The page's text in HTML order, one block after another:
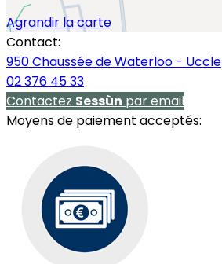
Agrandir la carte
Contact:
950 Chaussée de Waterloo - Uccle
02 376 45 33
Contactez Sessùn par email
Moyens de paiement acceptés: